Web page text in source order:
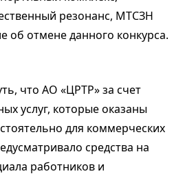
резонанс, МТСЗН
об отмене данного конкурса.
что АО «ЦРТР» за счет
услуг, которые оказаны
для коммерческих
средства на
работников и